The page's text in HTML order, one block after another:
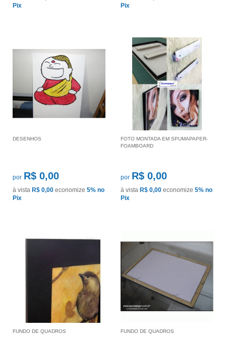
Pix
Pix
DESENHOS
por R$ 0,00
à vista R$ 0,00 economize 5% no
Pix
FOTO MONTADA EM SPUMAPAPER-
FOAMBOARD
por R$ 0,00
à vista R$ 0,00 economize 5% no
Pix
FUNDO DE QUADROS FUNDO DE QUADROS